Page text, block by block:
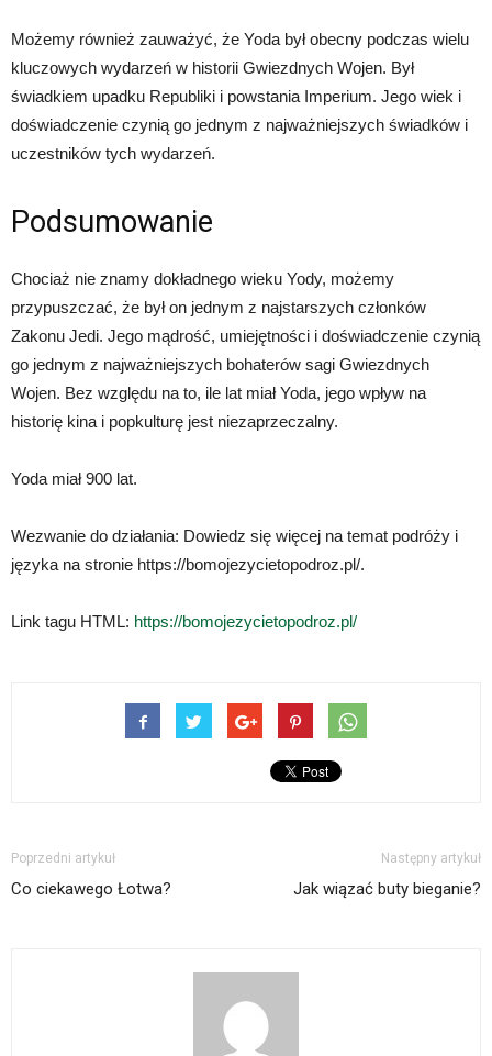
Możemy również zauważyć, że Yoda był obecny podczas wielu
kluczowych wydarzeń w historii Gwiezdnych Wojen. Był
świadkiem upadku Republiki i powstania Imperium. Jego wiek i
doświadczenie czynią go jednym z najważniejszych świadków i
uczestników tych wydarzeń.
Podsumowanie
Chociaż nie znamy dokładnego wieku Yody, możemy
przypuszczać, że był on jednym z najstarszych członków
Zakonu Jedi. Jego mądrość, umiejętności i doświadczenie czynią
go jednym z najważniejszych bohaterów sagi Gwiezdnych
Wojen. Bez względu na to, ile lat miał Yoda, jego wpływ na
historię kina i popkulturę jest niezaprzeczalny.
Yoda miał 900 lat.
Wezwanie do działania: Dowiedz się więcej na temat podróży i
języka na stronie https://bomojezycietopodroz.pl/.
Link tagu HTML: https://bomojezycietopodroz.pl/
Poprzedni artykuł
Co ciekawego Łotwa?
Następny artykuł
Jak wiązać buty bieganie?